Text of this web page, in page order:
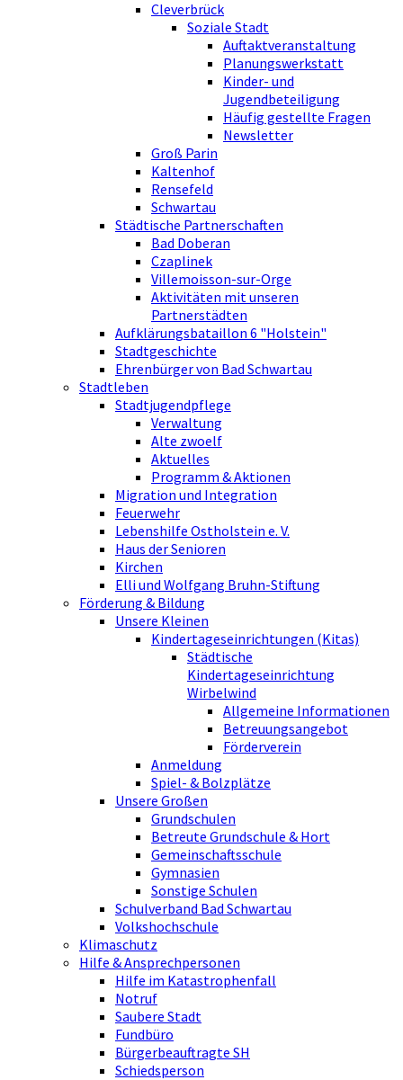
Cleverbrück
Soziale Stadt
Auftaktveranstaltung
Planungswerkstatt
Kinder- und
Jugendbeteiligung
Häufig gestellte Fragen
Newsletter
Groß Parin
Kaltenhof
Rensefeld
Schwartau
Städtische Partnerschaften
Bad Doberan
Czaplinek
Villemoisson-sur-Orge
Aktivitäten mit unseren
Partnerstädten
Aufklärungsbataillon 6 "Holstein"
Stadtgeschichte
Ehrenbürger von Bad Schwartau
Stadtleben
Stadtjugendpflege
Verwaltung
Alte zwoelf
Aktuelles
Programm & Aktionen
Migration und Integration
Feuerwehr
Lebenshilfe Ostholstein e. V.
Haus der Senioren
Kirchen
Elli und Wolfgang Bruhn-Stiftung
Förderung & Bildung
Unsere Kleinen
Kindertageseinrichtungen (Kitas)
Städtische
Kindertageseinrichtung
Wirbelwind
Allgemeine Informationen
Betreuungsangebot
Förderverein
Anmeldung
Spiel- & Bolzplätze
Unsere Großen
Grundschulen
Betreute Grundschule & Hort
Gemeinschaftsschule
Gymnasien
Sonstige Schulen
Schulverband Bad Schwartau
Volkshochschule
Klimaschutz
Hilfe & Ansprechpersonen
Hilfe im Katastrophenfall
Notruf
Saubere Stadt
Fundbüro
Bürgerbeauftragte SH
Schiedsperson